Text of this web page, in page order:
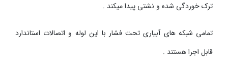
ترک خوردگی شده و نشتی پیدا میکند .
تمامی شبکه های آبیاری تحت فشار با این لوله و اتصالات استاندارد
قابل اجرا هستند .